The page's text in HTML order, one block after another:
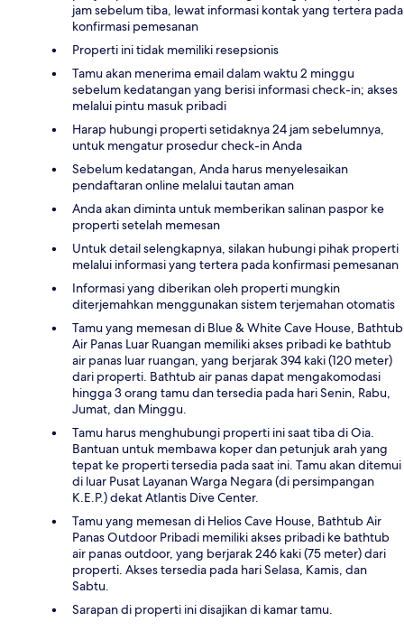
jam sebelum tiba, lewat informasi kontak yang tertera pada
konfirmasi pemesanan
Properti ini tidak memiliki resepsionis
Tamu akan menerima email dalam waktu 2 minggu
sebelum kedatangan yang berisi informasi check-in; akses
melalui pintu masuk pribadi
Harap hubungi properti setidaknya 24 jam sebelumnya,
untuk mengatur prosedur check-in Anda
Sebelum kedatangan, Anda harus menyelesaikan
pendaftaran online melalui tautan aman
Anda akan diminta untuk memberikan salinan paspor ke
properti setelah memesan
Untuk detail selengkapnya, silakan hubungi pihak properti
melalui informasi yang tertera pada konfirmasi pemesanan
Informasi yang diberikan oleh properti mungkin
diterjemahkan menggunakan sistem terjemahan otomatis
Tamu yang memesan di Blue & White Cave House, Bathtub
Air Panas Luar Ruangan memiliki akses pribadi ke bathtub
air panas luar ruangan, yang berjarak 394 kaki (120 meter)
dari properti. Bathtub air panas dapat mengakomodasi
hingga 3 orang tamu dan tersedia pada hari Senin, Rabu,
Jumat, dan Minggu.
Tamu harus menghubungi properti ini saat tiba di Oia.
Bantuan untuk membawa koper dan petunjuk arah yang
tepat ke properti tersedia pada saat ini. Tamu akan ditemui
di luar Pusat Layanan Warga Negara (di persimpangan
K.E.P.) dekat Atlantis Dive Center.
Tamu yang memesan di Helios Cave House, Bathtub Air
Panas Outdoor Pribadi memiliki akses pribadi ke bathtub
air panas outdoor, yang berjarak 246 kaki (75 meter) dari
properti. Akses tersedia pada hari Selasa, Kamis, dan
Sabtu.
Sarapan di properti ini disajikan di kamar tamu.